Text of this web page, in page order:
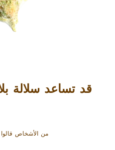
قد تساعد سلالة
٪47 من الأشخاص